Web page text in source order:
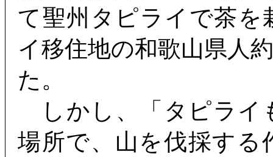
て聖州タピライで茶を
イ移住地の和歌山県人
た。
しかし、「タピライ
場所で、山を伐採する